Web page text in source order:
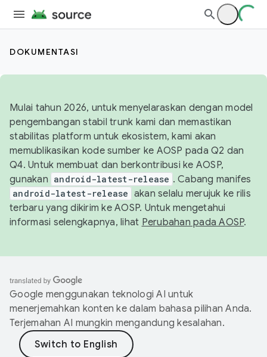
DOKUMENTASI
Mulai tahun 2026, untuk menyelaraskan dengan model
pengembangan stabil trunk kami dan memastikan
stabilitas platform untuk ekosistem, kami akan
memublikasikan kode sumber ke AOSP pada Q2 dan
Q4. Untuk membuat dan berkontribusi ke AOSP,
gunakan android-latest-release . Cabang manifes
android-latest-release akan selalu merujuk ke rilis
terbaru yang dikirim ke AOSP. Untuk mengetahui
informasi selengkapnya, lihat Perubahan pada AOSP.
Google menggunakan teknologi AI untuk
menerjemahkan konten ke dalam bahasa pilihan Anda.
Terjemahan AI mungkin mengandung kesalahan.